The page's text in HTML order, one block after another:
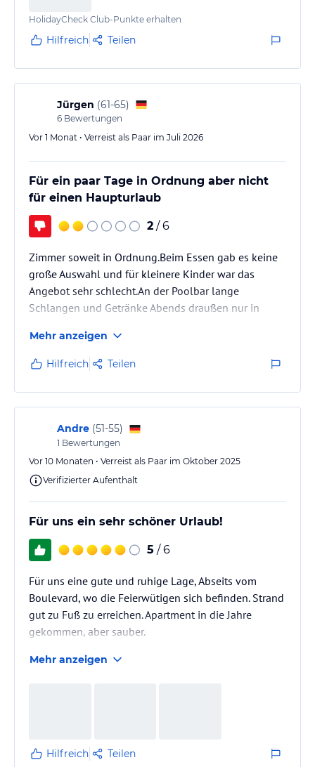
HolidayCheck Club-Punkte erhalten
Hilfreich Teilen
Jürgen (61-65)
6 Bewertungen
Vor 1 Monat • Verreist als Paar im Juli 2026
Für ein paar Tage in Ordnung aber nicht
für einen Haupturlaub
2 / 6
Zimmer soweit in Ordnung.Beim Essen gab es keine
große Auswahl und für kleinere Kinder war das
Angebot sehr schlecht.An der Poolbar lange
Schlangen und Getränke Abends draußen nur in
Wasser im ganzen Hotel und wurden auf nachfragen
nur vertröstet.Habe mich bei der Reiseleitung
Mehr anzeigen
Hilfreich Teilen
Andre (51-55)
1 Bewertungen
Vor 10 Monaten • Verreist als Paar im Oktober 2025
Verifizierter Aufenthalt
Für uns ein sehr schöner Urlaub!
5 / 6
Für uns eine gute und ruhige Lage, Abseits vom
Boulevard, wo die Feierwütigen sich befinden. Strand
gut zu Fuß zu erreichen. Apartment in die Jahre
gekommen, aber sauber.
Mehr anzeigen
Hilfreich Teilen